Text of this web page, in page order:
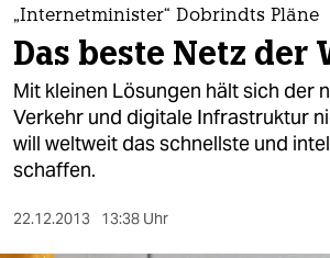
themen
politik
öko
gesellschaft
kultur
„Internetminister“ Dobrindts Pläne
Das beste Netz der
Mit kleinen Lösungen hält sich der
Verkehr und digitale Infrastruktur
will weltweit das schnellste und
schaffen.
22.12.2013 13:38 Uhr